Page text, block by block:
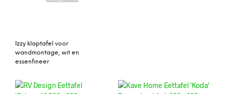
Izzy klaptafel voor
wandmontage, wit en
essenfineer